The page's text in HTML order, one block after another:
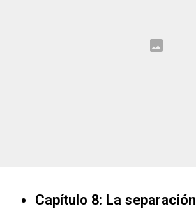
Capítulo 8: La separación